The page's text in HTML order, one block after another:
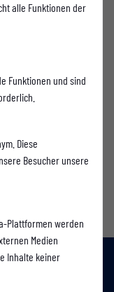
alle Funktionen der
Funktionen und sind
Diese
Besucher unsere
Plattformen werden
Medien
Inhalte keiner